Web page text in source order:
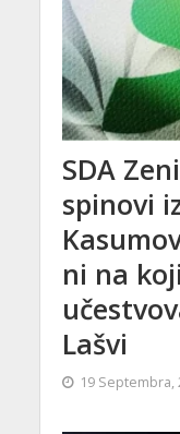
SDA
spinovi
ni na
Lašvi
19 Septembra,